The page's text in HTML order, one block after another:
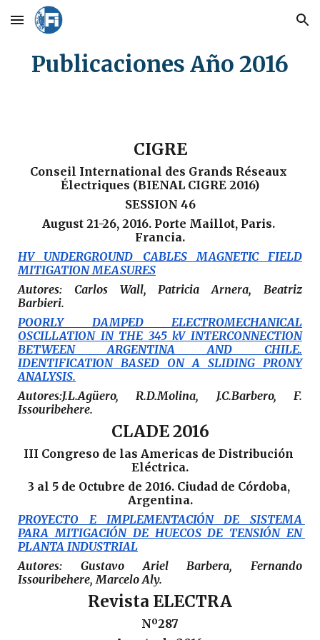
Skip to main content Skip to navigation
Publicaciones Año 2016
CIGRE
Conseil International des Grands Réseaux
Électriques (BIENAL CIGRE 2016)
SESSION 46
August 21-26, 2016. Porte Maillot, Paris.
Francia.
HV UNDERGROUND CABLES MAGNETIC FIELD
MITIGATION MEASURES
Autores: Carlos Wall, Patricia Arnera, Beatriz
Barbieri.
POORLY DAMPED ELECTROMECHANICAL
OSCILLATION IN THE 345 kV INTERCONNECTION
BETWEEN ARGENTINA AND CHILE.
IDENTIFICATION BASED ON A SLIDING PRONY
ANALYSIS.
Autores:J.L.Agüero, R.D.Molina, J.C.Barbero, F.
Issouribehere.
CLADE 2016
III Congreso de las Americas de Distribución
Eléctrica.
3 al 5 de Octubre de 2016. Ciudad de Córdoba,
Argentina.
PROYECTO E IMPLEMENTACIÓN DE SISTEMA
PARA MITIGACIÓN DE HUECOS DE TENSIÓN EN
PLANTA INDUSTRIAL
Autores: Gustavo Ariel Barbera, Fernando
Issouribehere, Marcelo Aly.
Revista ELECTRA
Nº287